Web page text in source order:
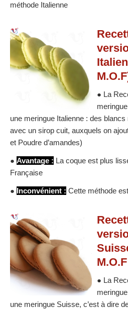
méthode Italienne
● La
une meringue Italienne : des
avec un sirop cuit, auxquels on
et Poudre d’amandes)
● Avantage : La coque est plus
Française
● Inconvénient : Cette méthode
● La
une meringue Suisse, c’est à dire